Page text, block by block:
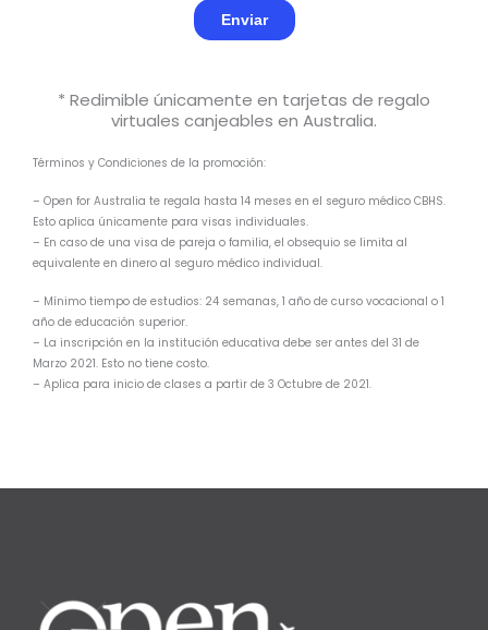
* Redimible únicamente en tarjetas de regalo
virtuales canjeables en Australia.
Términos y Condiciones de la promoción:
– Open for Australia te regala hasta 14 meses en el seguro médico CBHS.
Esto aplica únicamente para visas individuales.
– En caso de una visa de pareja o familia, el obsequio se limita al
equivalente en dinero al seguro médico individual.
– Mínimo tiempo de estudios: 24 semanas, 1 año de curso vocacional o 1
año de educación superior.
– La inscripción en la institución educativa debe ser antes del 31 de
Marzo 2021. Esto no tiene costo.
– Aplica para inicio de clases a partir de 3 Octubre de 2021.